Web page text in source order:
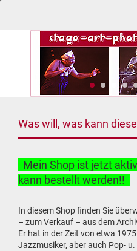
Was will, was kann
Mein Shop ist jetzt
kann bestellt werden!!
In diesem Shop finden Sie
– zum Verkauf – aus dem
Er hat in der Zeit von etwa
Jazzmusiker, aber auch Pop-